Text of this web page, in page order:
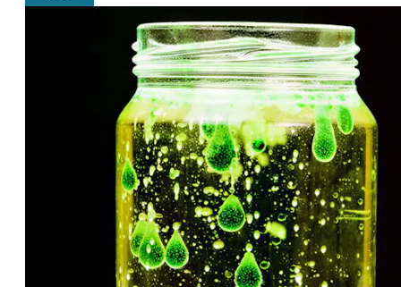
STEM-workshop: Drijven en zinken